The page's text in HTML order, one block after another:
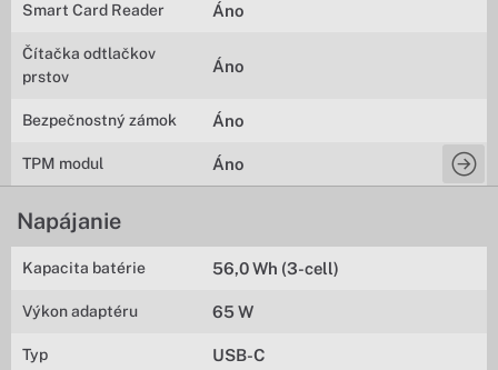
Smart Card Reader Áno
Čítačka odtlačkov
prstov
Áno
Bezpečnostný zámok Áno
TPM modul Áno
Napájanie
Kapacita batérie 56,0 Wh (3-cell)
Výkon adaptéru 65 W
Typ USB-C